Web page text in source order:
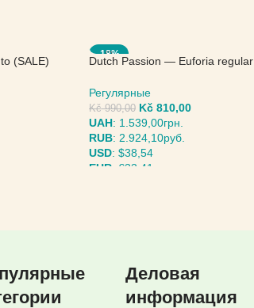
(SALE)
-18%
Dutch Passion — Euforia regular
Регулярные
Kč990,00 Kč810,00
UAH: 1.539,00грн.
RUB: 2.924,10руб.
USD: $38,54
EUR: €33,41
Деловая
информация